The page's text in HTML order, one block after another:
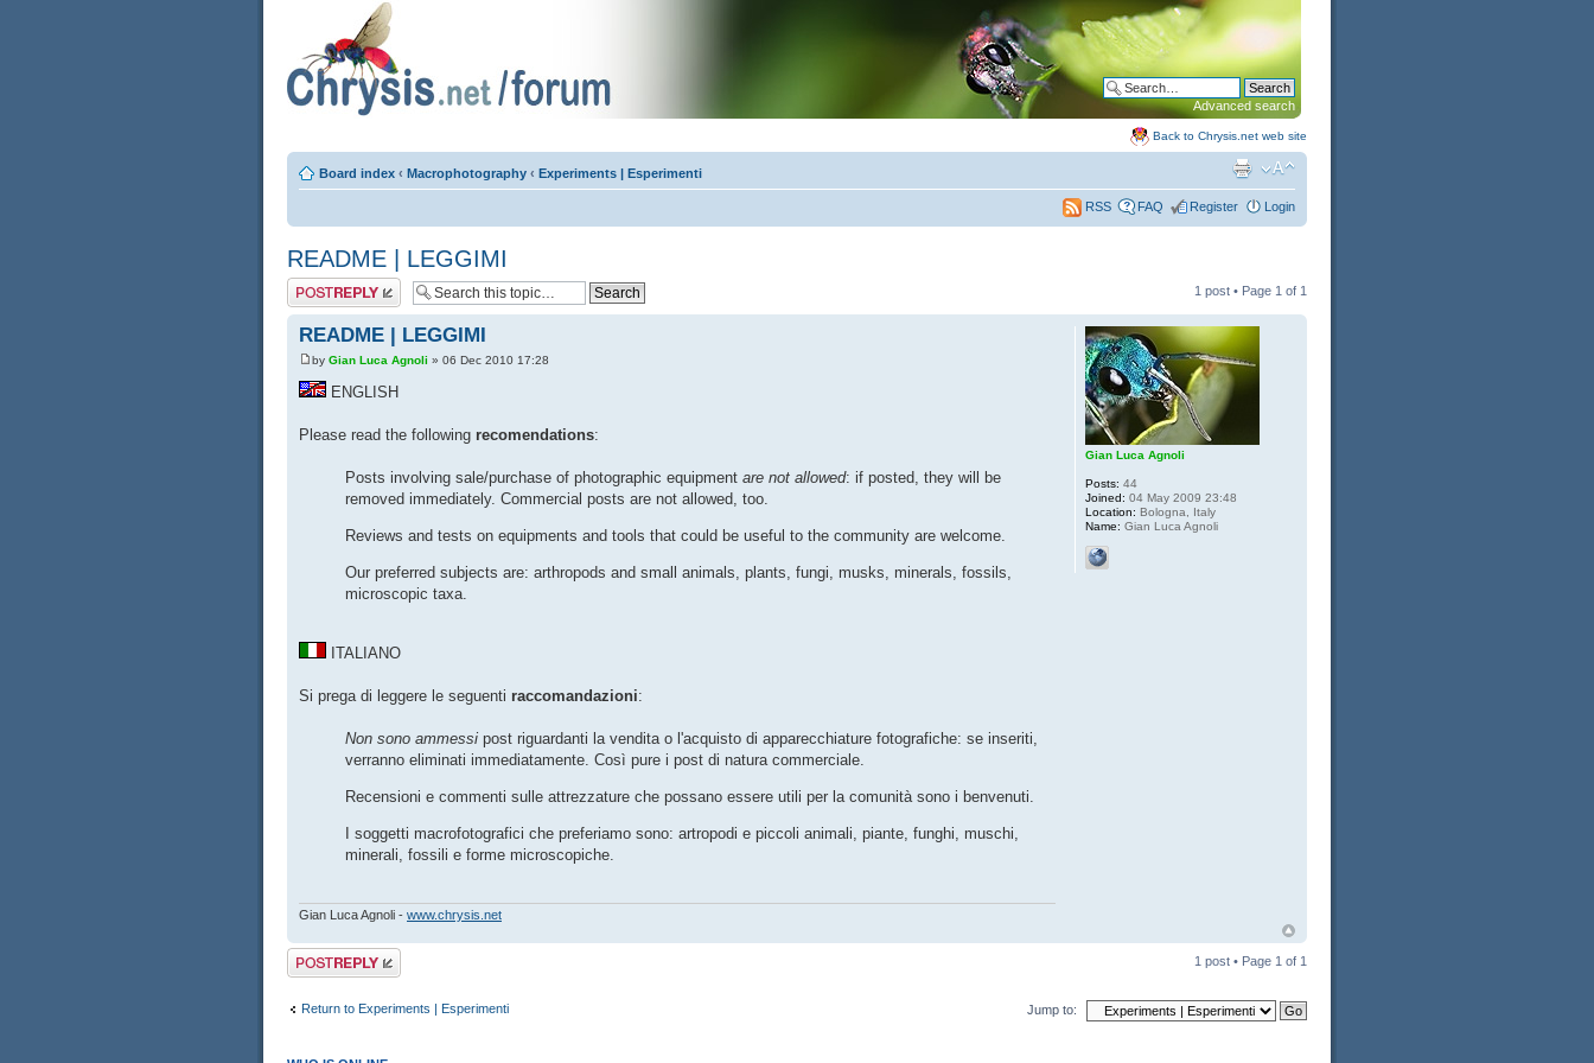
Advanced search
Back to Chrysis.net web site
Board index ‹ Macrophotography ‹ Experiments | Esperimenti
RSS FAQ Register Login
README | LEGGIMI
Post a reply 1 post • Page 1 of 1
README | LEGGIMI
by Gian Luca Agnoli » 06 Dec 2010 17:28
ENGLISH
Please read the following recomendations:
Posts involving sale/purchase of photographic equipment are not allowed: if posted, they will be
removed immediately. Commercial posts are not allowed, too.
Reviews and tests on equipments and tools that could be useful to the community are welcome.
Our preferred subjects are: arthropods and small animals, plants, fungi, musks, minerals, fossils,
microscopic taxa.
ITALIANO
Si prega di leggere le seguenti raccomandazioni:
Non sono ammessi post riguardanti la vendita o l'acquisto di apparecchiature fotografiche: se inseriti,
verranno eliminati immediatamente. Così pure i post di natura commerciale.
Recensioni e commenti sulle attrezzature che possano essere utili per la comunità sono i benvenuti.
I soggetti macrofotografici che preferiamo sono: artropodi e piccoli animali, piante, funghi, muschi,
minerali, fossili e forme microscopiche.
Gian Luca Agnoli - www.chrysis.net
Gian Luca Agnoli
Posts: 44
Joined: 04 May 2009 23:48
Location: Bologna, Italy
Name: Gian Luca Agnoli
Post a reply 1 post • Page 1 of 1
Return to Experiments | Esperimenti Jump to: